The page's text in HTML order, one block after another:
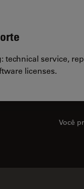
technical service,
licenses.
Você